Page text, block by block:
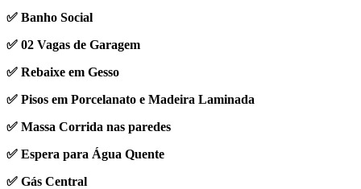
✅ Banho Social
✅ 02 Vagas de Garagem
✅ Rebaixe em Gesso
✅ Pisos em Porcelanato e Madeira Laminada
✅ Massa Corrida nas paredes
✅ Espera para Água Quente
✅ Gás Central